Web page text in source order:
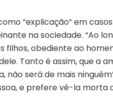
“explicação” em
na sociedade. “Ao
filhos, obediente ao
Tanto é assim, que a
não será de mais
e prefere vê-la morta